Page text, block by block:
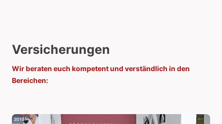
Versicherungen
Wir beraten euch kompetent und verständlich in den
Bereichen: